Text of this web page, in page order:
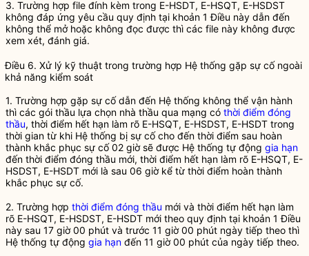
3. Trường hợp file đính kèm trong E-HSDT, E-HSQT, E-HSDST
không đáp ứng yêu cầu quy định tại khoản 1 Điều này dẫn đến
không thể mở hoặc không đọc được thì các file này không được
xem xét, đánh giá.
Điều 6. Xử lý kỹ thuật trong trường hợp Hệ thống gặp sự cố ngoài
khả năng kiểm soát
1. Trường hợp gặp sự cố dẫn đến Hệ thống không thể vận hành
thì các gói thầu lựa chọn nhà thầu qua mạng có thời điểm đóng
thầu, thời điểm hết hạn làm rõ E-HSQT, E-HSDST, E-HSDT trong
thời gian từ khi Hệ thống bị sự cố cho đến thời điểm sau hoàn
thành khắc phục sự cố 02 giờ sẽ được Hệ thống tự động gia hạn
đến thời điểm đóng thầu mới, thời điểm hết hạn làm rõ E-HSQT, E-
HSDST, E-HSDT mới là sau 06 giờ kể từ thời điểm hoàn thành
khắc phục sự cố.
2. Trường hợp thời điểm đóng thầu mới và thời điểm hết hạn làm
rõ E-HSQT, E-HSDST, E-HSDT mới theo quy định tại khoản 1 Điều
này sau 17 giờ 00 phút và trước 11 giờ 00 phút ngày tiếp theo thì
Hệ thống tự động gia hạn đến 11 giờ 00 phút của ngày tiếp theo.